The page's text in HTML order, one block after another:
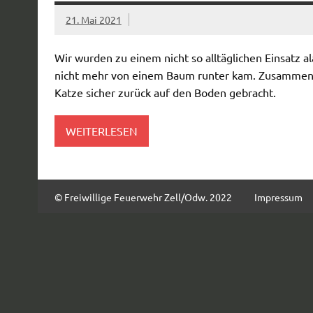
21. Mai 2021
Wir wurden zu einem nicht so alltäglichen Einsatz
nicht mehr von einem Baum runter kam.
Katze sicher zurück auf den Boden gebracht.
WEITERLESEN
© Freiwillige Feuerwehr Zell/Odw. 2022 Impressum